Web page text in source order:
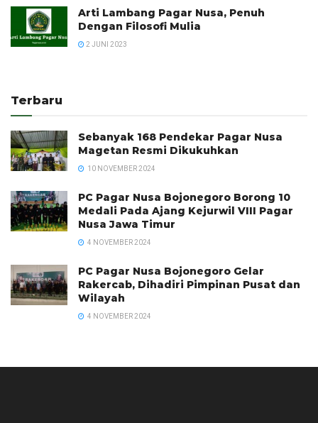
Arti Lambang Pagar Nusa, Penuh
Dengan Filosofi Mulia
2 JUNI 2023
Terbaru
Sebanyak 168 Pendekar Pagar Nusa
Magetan Resmi Dikukuhkan
10 NOVEMBER 2024
PC Pagar Nusa Bojonegoro Borong 10
Medali Pada Ajang Kejurwil VIII Pagar
Nusa Jawa Timur
4 NOVEMBER 2024
PC Pagar Nusa Bojonegoro Gelar
Rakercab, Dihadiri Pimpinan Pusat dan
Wilayah
4 NOVEMBER 2024